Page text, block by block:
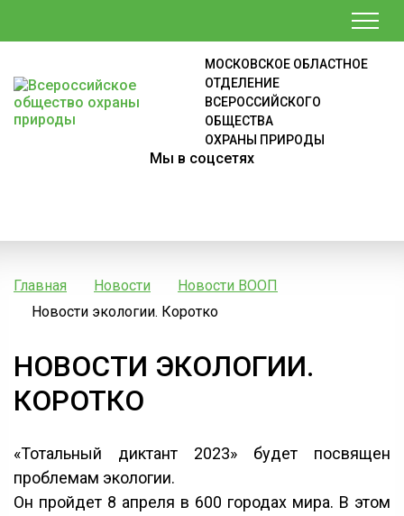
МОСКОВСКОЕ ОБЛАСТНОЕ
ОТДЕЛЕНИЕ
ВСЕРОССИЙСКОГО
ОБЩЕСТВА
ОХРАНЫ ПРИРОДЫ
Мы в соцсетях
Главная Новости
Новости ВООП
Новости экологии. Коротко
НОВОСТИ ЭКОЛОГИИ.
КОРОТКО
«Тотальный диктант 2023» будет посвящен
проблемам экологии.
Он пройдет 8 апреля в 600 городах мира. В этом